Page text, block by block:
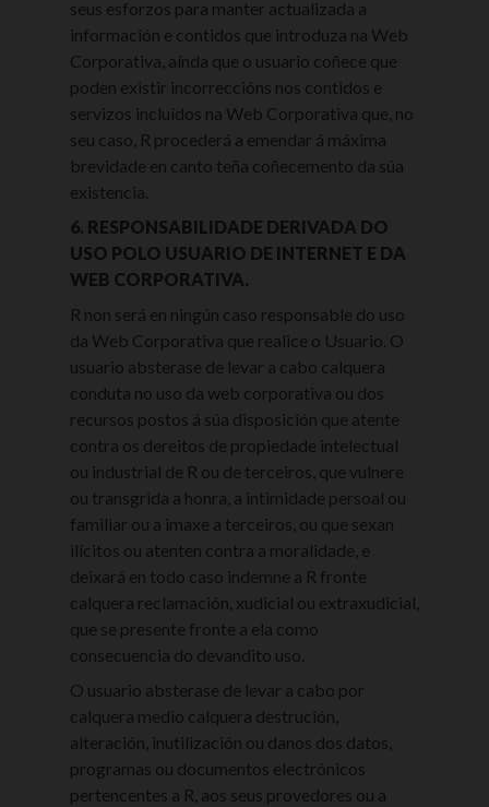
seus esforzos para manter actualizada a
información e contidos que introduza na Web
Corporativa, aínda que o usuario coñece que
poden existir incorreccións nos contidos e
servizos incluídos na Web Corporativa que, no
seu caso, R procederá a emendar á máxima
brevidade en canto teña coñecemento da súa
existencia.
6. RESPONSABILIDADE DERIVADA DO
USO POLO USUARIO DE INTERNET E DA
WEB CORPORATIVA.
R non será en ningún caso responsable do uso
da Web Corporativa que realice o Usuario. O
usuario absterase de levar a cabo calquera
conduta no uso da web corporativa ou dos
recursos postos á súa disposición que atente
contra os dereitos de propiedade intelectual
ou industrial de R ou de terceiros, que vulnere
ou transgrida a honra, a intimidade persoal ou
familiar ou a imaxe a terceiros, ou que sexan
ilícitos ou atenten contra a moralidade, e
deixará en todo caso indemne a R fronte
calquera reclamación, xudicial ou extraxudicial,
que se presente fronte a ela como
consecuencia do devandito uso.
O usuario absterase de levar a cabo por
calquera medio calquera destrución,
alteración, inutilización ou danos dos datos,
programas ou documentos electrónicos
pertencentes a R, aos seus provedores ou a